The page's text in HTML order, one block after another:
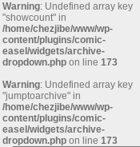
Warning: Undefined array key
"showcount" in
/home/chezjibe/www/wp-
content/plugins/comic-
easel/widgets/archive-
dropdown.php on line 173
Warning: Undefined array key
"jumptoarchive" in
/home/chezjibe/www/wp-
content/plugins/comic-
easel/widgets/archive-
dropdown.php on line 173